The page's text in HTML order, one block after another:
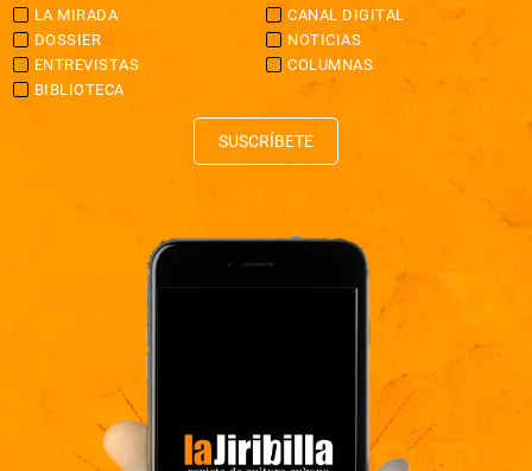
LA MIRADA
CANAL DIGITAL
DOSSIER
NOTICIAS
ENTREVISTAS
COLUMNAS
BIBLIOTECA
SUSCRÍBETE